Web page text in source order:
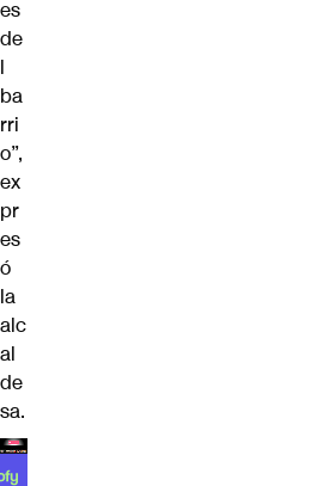
es
de
l
ba
rri
o”,
ex
pr
es
ó
la
alc
al
de
sa.